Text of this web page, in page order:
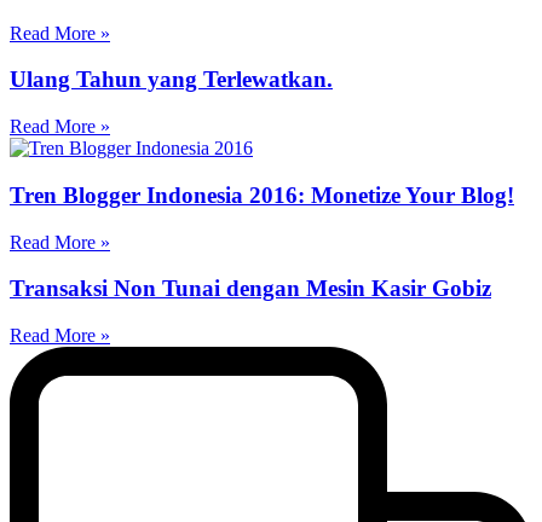
Read More »
Ulang Tahun yang Terlewatkan.
Read More »
Tren Blogger Indonesia 2016: Monetize Your Blog!
Read More »
Transaksi Non Tunai dengan Mesin Kasir Gobiz
Read More »